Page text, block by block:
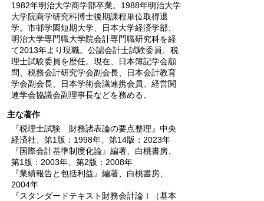
1982年明治大学商学部卒業。1988年明治大学
大学院商学研究科博士後期課程単位取得退
学。市邨学園短期大学、日本大学経済学部、
明治大学専門職大学院会計専門職研究科を経
て2013年より現職。公認会計士試験委員、税
理士試験委員を歴任。現在、日本簿記学会顧
問、税務会計研究学会副会長、日本会計教育
学会副会長、日本学術会議連携会員、経営関
連学会協議会副理事長などを務める。
主な著作
『税理士試験 財務諸表論の要点整理』中央
経済社、第1版：1998年、第14版：2023年
『国際会計基準制度化論』編著、白桃書房、
第1版：2003年、第2版：2008年
『業績報告と包括利益』編著、白桃書房、
2004年
『スタンダードテキスト財務会計論Ⅰ（基本